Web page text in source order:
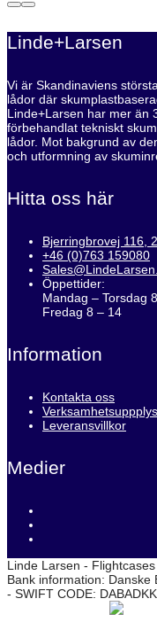
Linde+Larsen
Vi är Skandinaviens
lådor där
Linde+Larsen har mer än
förbehandlat tekniskt
lådor. Mot bakgrund av
och utformning av
Hitta oss här
Bjerringbrovej 116,
+46 (0)763 159080
Öppettider:
Mandag – Torsdag
Fredag 8 – 14
Information
Kontakta oss
Leveransvillkor
Medier
Linde Larsen -
Bank information: Danske
- SWIFT CODE: